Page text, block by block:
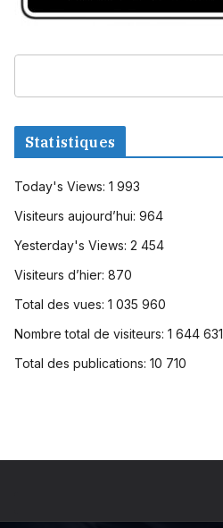
Statistiques
Today's Views: 1 993
Visiteurs aujourd’hui: 964
Yesterday's Views: 2 454
Visiteurs d’hier: 870
Total des vues: 1 035 960
Nombre total de visiteurs: 1 644 631
Total des publications: 10 710